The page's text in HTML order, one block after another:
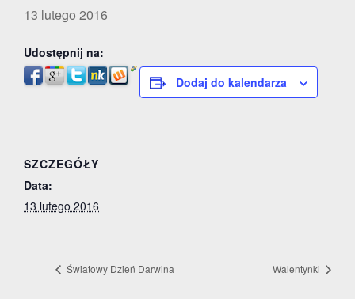
13 lutego 2016
Udostępnij na:
Dodaj do kalendarza
SZCZEGÓŁY
Data:
13 lutego 2016
Światowy Dzień Darwina Walentynki